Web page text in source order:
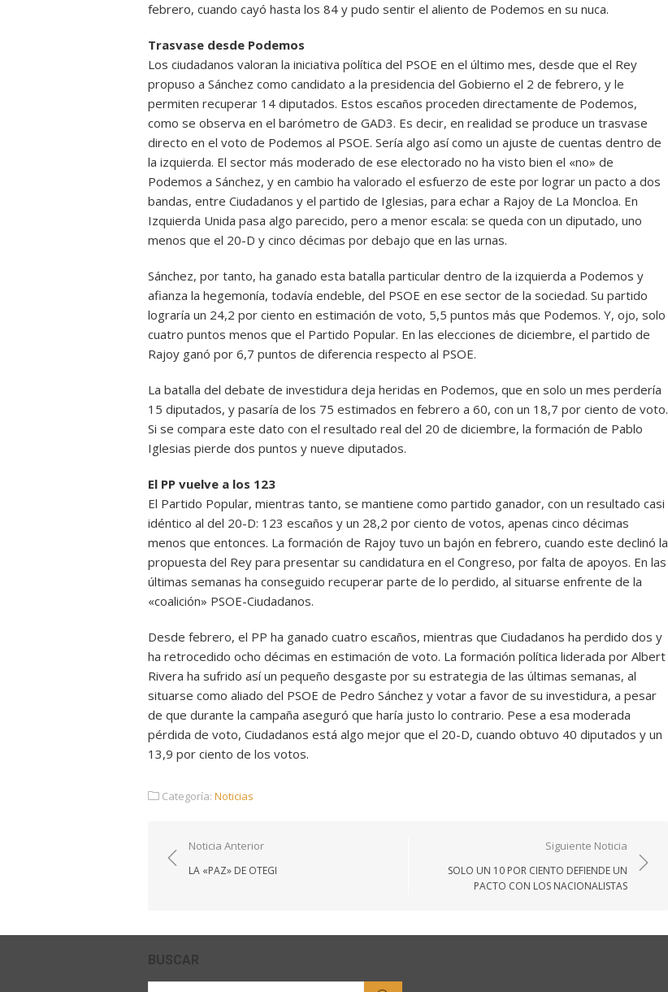
febrero, cuando cayó hasta los 84 y pudo sentir el aliento de Podemos en su nuca.
Trasvase desde Podemos
Los ciudadanos valoran la iniciativa política del PSOE en el último mes, desde que el Rey
propuso a Sánchez como candidato a la presidencia del Gobierno el 2 de febrero, y le
permiten recuperar 14 diputados. Estos escaños proceden directamente de Podemos,
como se observa en el barómetro de GAD3. Es decir, en realidad se produce un trasvase
directo en el voto de Podemos al PSOE. Sería algo así como un ajuste de cuentas dentro de
la izquierda. El sector más moderado de ese electorado no ha visto bien el «no» de
Podemos a Sánchez, y en cambio ha valorado el esfuerzo de este por lograr un pacto a dos
bandas, entre Ciudadanos y el partido de Iglesias, para echar a Rajoy de La Moncloa. En
Izquierda Unida pasa algo parecido, pero a menor escala: se queda con un diputado, uno
menos que el 20-D y cinco décimas por debajo que en las urnas.
Sánchez, por tanto, ha ganado esta batalla particular dentro de la izquierda a Podemos y
afianza la hegemonía, todavía endeble, del PSOE en ese sector de la sociedad. Su partido
lograría un 24,2 por ciento en estimación de voto, 5,5 puntos más que Podemos. Y, ojo, solo
cuatro puntos menos que el Partido Popular. En las elecciones de diciembre, el partido de
Rajoy ganó por 6,7 puntos de diferencia respecto al PSOE.
La batalla del debate de investidura deja heridas en Podemos, que en solo un mes perdería
15 diputados, y pasaría de los 75 estimados en febrero a 60, con un 18,7 por ciento de voto.
Si se compara este dato con el resultado real del 20 de diciembre, la formación de Pablo
Iglesias pierde dos puntos y nueve diputados.
El PP vuelve a los 123
El Partido Popular, mientras tanto, se mantiene como partido ganador, con un resultado casi
idéntico al del 20-D: 123 escaños y un 28,2 por ciento de votos, apenas cinco décimas
menos que entonces. La formación de Rajoy tuvo un bajón en febrero, cuando este declinó la
propuesta del Rey para presentar su candidatura en el Congreso, por falta de apoyos. En las
últimas semanas ha conseguido recuperar parte de lo perdido, al situarse enfrente de la
«coalición» PSOE-Ciudadanos.
Desde febrero, el PP ha ganado cuatro escaños, mientras que Ciudadanos ha perdido dos y
ha retrocedido ocho décimas en estimación de voto. La formación política liderada por Albert
Rivera ha sufrido así un pequeño desgaste por su estrategia de las últimas semanas, al
situarse como aliado del PSOE de Pedro Sánchez y votar a favor de su investidura, a pesar
de que durante la campaña aseguró que haría justo lo contrario. Pese a esa moderada
pérdida de voto, Ciudadanos está algo mejor que el 20-D, cuando obtuvo 40 diputados y un
13,9 por ciento de los votos.
Categoría: Noticias
Navegación
de
Noticia Anterior
LA «PAZ» DE OTEGI
Siguiente Noticia
SOLO UN 10 POR CIENTO DEFIENDE UN
PACTO CON LOS NACIONALISTAS
BUSCAR
Buscar